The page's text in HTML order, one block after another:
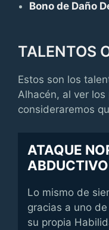
Bono de Daño
TALENTOS
Estos son los
Alhacén, al ver
consideraremos
ATAQUE
ABDUCTIVO
Lo mismo de
gracias a uno
su propia